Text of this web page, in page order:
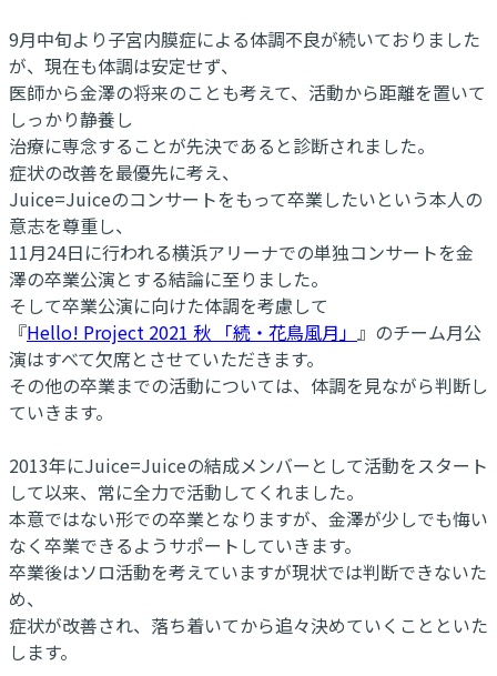
9月中旬より子宮内膜症による体調不良が続いておりました
が、現在も体調は安定せず、
医師から金澤の将来のことも考えて、活動から距離を置いて
しっかり静養し
治療に専念することが先決であると診断されました。
症状の改善を最優先に考え、
Juice=Juiceのコンサートをもって卒業したいという本人の
意志を尊重し、
11月24日に行われる横浜アリーナでの単独コンサートを金
澤の卒業公演とする結論に至りました。
そして卒業公演に向けた体調を考慮して
『Hello! Project 2021 秋 「続・花鳥風月」 』のチーム月公
演はすべて欠席とさせていただきます。
その他の卒業までの活動については、体調を見ながら判断し
ていきます。
2013年にJuice=Juiceの結成メンバーとして活動をスタート
して以来、常に全力で活動してくれました。
本意ではない形での卒業となりますが、金澤が少しでも悔い
なく卒業できるようサポートしていきます。
卒業後はソロ活動を考えていますが現状では判断できないた
め、
症状が改善され、落ち着いてから追々決めていくことといた
します。